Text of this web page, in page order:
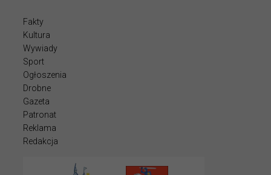
Fakty
Kultura
Wywiady
Sport
Ogłoszenia
Drobne
Gazeta
Patronat
Reklama
Redakcja